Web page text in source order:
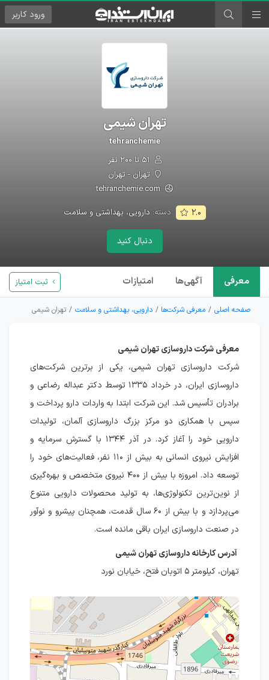
ورود کاربر
تهران شیمی
tehranchemie
تهران - تهران
۲.۰ دسته:دارویی، بهداشتی و سلامت
دنبال کنید
معرفی آگهی‌ها امتیازات ثبت امتیاز
صفحه اصلی معرفی شرکت‌ها دارویی، بهداشتی و سلامت تهران شیمی
معرفی شرکت داروسازی تهران شیمی
شرکت داروسازی تهران شیمی، یکی از برترین شرکت‌های
داروسازی ایران، در خرداد ۱۳۳۵ توسط دکتر عبداله رضاعی و
برادران تأسیس شد. این شرکت ابتدا به واردات دارو پرداخت و
سپس با همکاری دو مرکز بزرگ داروسازی آلمان، تولیدات
دارویی خود را آغاز کرد. در آذر ۱۳۴۴ با گسترش سرمایه و
افزایش نیروی انسانی به بیش از ۱۱۰ نفر، فعالیت‌های خود را
توسعه داد. امروزه با بیش از ۴۰۰ نیروی متخصص و بهره‌گیری
از نوین‌ترین تکنولوژی‌ها، به تولید محصولات دارویی متنوع
می‌پردازد و با بیش از ۶۰ سال قدمت، همچنان پیشرو و نوآور
در صنعت داروسازی ایران باقی مانده است.
آدرس کارخانه داروسازی تهران شیمی
تهران، کیلومتر ۵ اتوبان فتح، خیابان نورد